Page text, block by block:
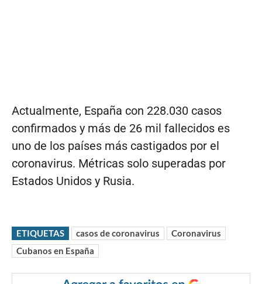
Actualmente, España con 228.030 casos
confirmados y más de 26 mil fallecidos es
uno de los países más castigados por el
coronavirus. Métricas solo superadas por
Estados Unidos y Rusia.
ETIQUETAS casos de coronavirus
Coronavirus
Cubanos en España